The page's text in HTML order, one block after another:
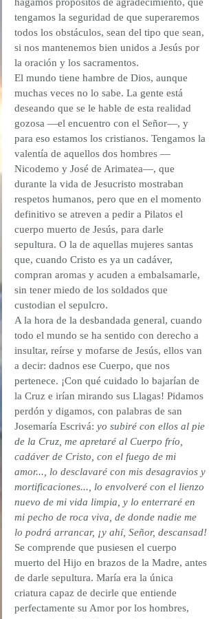
tengamos la seguridad de que superaremos
todos los obstáculos, sean del tipo que sean,
si nos mantenemos bien unidos a Jesús por
la oración y los sacramentos.
El mundo tiene hambre de Dios, aunque
muchas veces no lo sabe. La gente está
deseando que se le hable de esta realidad
gozosa —el encuentro con el Señor—, y
para eso estamos los cristianos. Tengamos la
valentía de aquellos dos hombres —
Nicodemo y José de Arimatea—, que
durante la vida de Jesucristo mostraban
respetos humanos, pero que en el momento
definitivo se atreven a pedir a Pilatos el
cuerpo muerto de Jesús, para darle
sepultura. O la de aquellas mujeres santas
que, cuando Cristo es ya un cadáver,
compran aromas y acuden a embalsamarle,
sin tener miedo de los soldados que
custodian el sepulcro.
A la hora de la desbandada general, cuando
todo el mundo se ha sentido con derecho a
insultar, reírse y mofarse de Jesús, ellos van
a decir: dadnos ese Cuerpo, que nos
pertenece. ¡Con qué cuidado lo bajarían de
la Cruz e irían mirando sus Llagas! Pidamos
perdón y digamos, con palabras de san
Josemaría Escrivá: yo subiré con ellos al pie
de la Cruz, me apretaré al Cuerpo frío,
cadáver de Cristo, con el fuego de mi
amor..., lo desclavaré con mis desagravios y
mortificaciones..., lo envolveré con el lienzo
nuevo de mi vida limpia, y lo enterraré en
mi pecho de roca viva, de donde nadie me
lo podrá arrancar, ¡y ahí, Señor, descansad!
Se comprende que pusiesen el cuerpo
muerto del Hijo en brazos de la Madre, antes
de darle sepultura. María era la única
criatura capaz de decirle que entiende
perfectamente su Amor por los hombres,